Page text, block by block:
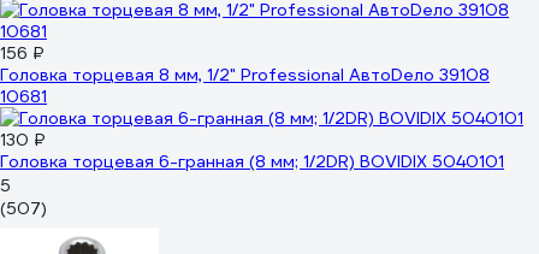
156 ₽
Головка торцевая 8 мм, 1/2" Professional АвтоDело 39108
10681
130 ₽
Головка торцевая 6-гранная (8 мм; 1/2DR) BOVIDIX 5040101
5
(507)